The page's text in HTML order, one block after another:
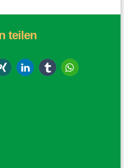
teilen